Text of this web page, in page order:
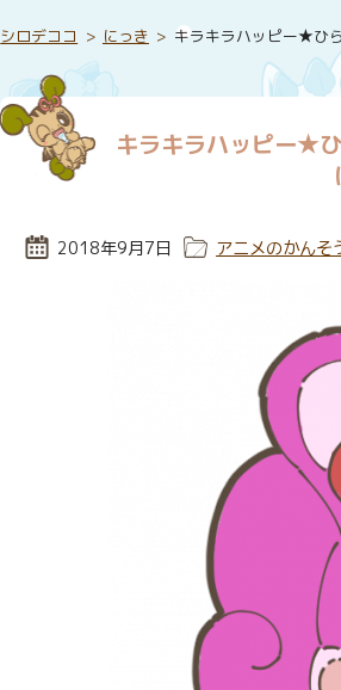
シロデココ にっき キラキラハッピー★ひ
キラキラハッピー★
投稿日:
2018年9月7日 カテゴリー:
アニメのかんそ